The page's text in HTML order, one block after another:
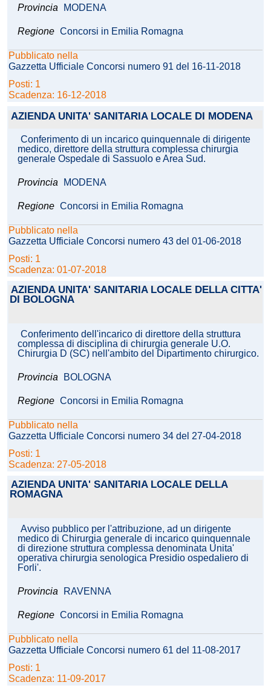
Provincia MODENA
Regione Concorsi in Emilia Romagna
Pubblicato nella
Gazzetta Ufficiale Concorsi numero 91 del 16-11-2018
Posti: 1
Scadenza: 16-12-2018
AZIENDA UNITA' SANITARIA LOCALE DI MODENA
Conferimento di un incarico quinquennale di dirigente
medico, direttore della struttura complessa chirurgia
generale Ospedale di Sassuolo e Area Sud.
Provincia MODENA
Regione Concorsi in Emilia Romagna
Pubblicato nella
Gazzetta Ufficiale Concorsi numero 43 del 01-06-2018
Posti: 1
Scadenza: 01-07-2018
AZIENDA UNITA' SANITARIA LOCALE DELLA CITTA'
DI BOLOGNA
Conferimento dell'incarico di direttore della struttura
complessa di disciplina di chirurgia generale U.O.
Chirurgia D (SC) nell'ambito del Dipartimento chirurgico.
Provincia BOLOGNA
Regione Concorsi in Emilia Romagna
Pubblicato nella
Gazzetta Ufficiale Concorsi numero 34 del 27-04-2018
Posti: 1
Scadenza: 27-05-2018
AZIENDA UNITA' SANITARIA LOCALE DELLA
ROMAGNA
Avviso pubblico per l'attribuzione, ad un dirigente
medico di Chirurgia generale di incarico quinquennale
di direzione struttura complessa denominata Unita'
operativa chirurgia senologica Presidio ospedaliero di
Forli'.
Provincia RAVENNA
Regione Concorsi in Emilia Romagna
Pubblicato nella
Gazzetta Ufficiale Concorsi numero 61 del 11-08-2017
Posti: 1
Scadenza: 11-09-2017